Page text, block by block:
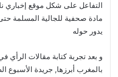
التفاعل على شكل موقع إخباري
مادة صحفية للجالية المسلمة
يدور حوله
و بعد تجربة كتابة مقالات الرأي
بالمغرب أبرزها, جريدة